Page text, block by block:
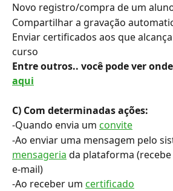
Novo registro/compra de um
Compartilhar a gravação
Enviar certificados aos que
curso
Entre outros.. você pode ver
aqui
C) Com determinadas ações:
-Quando envia um convite
-Ao enviar uma mensagem pelo
mensageria da plataforma
e-mail)
-Ao receber um certificado